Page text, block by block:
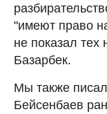
"имеют право
не показал тех
Базарбек.
Мы также
Бейсенбаев